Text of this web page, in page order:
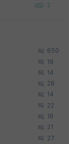
2
650
19
14
28
14
22
16
21
27